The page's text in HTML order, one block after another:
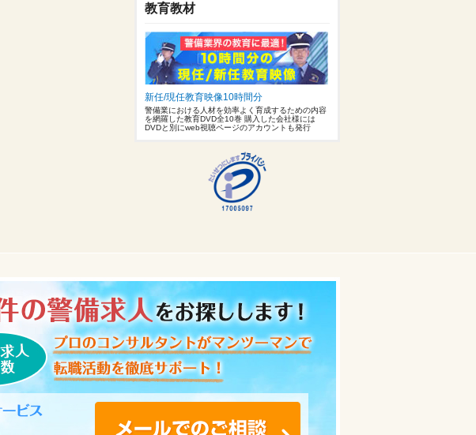
教育教材
新任/現任教育映像10時間分
警備業における人材を効率よく育成するための内容
を網羅した教育DVD全10巻 購入した会社様には
DVDと別にweb視聴ページのアカウントも発行